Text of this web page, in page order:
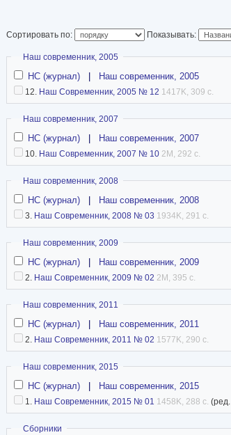
Сортировать по: Показывать:
Скрыть
Наш современник, 2005
НС (журнал) Наш современник, 2005
12. Наш Современник, 2005 № 12 1417K, 309 с.
Скрыть
Наш современник, 2007
НС (журнал) Наш современник, 2007
10. Наш Современник, 2007 № 10 2M, 292 с.
Скрыть
Наш современник, 2008
НС (журнал) Наш современник, 2008
3. Наш Современник, 2008 № 03 1934K, 291 с.
Скрыть
Наш современник, 2009
НС (журнал) Наш современник, 2009
2. Наш Современник, 2009 № 02 2M, 395 с.
Скрыть
Наш современник, 2011
НС (журнал) Наш современник, 2011
2. Наш Современник, 2011 № 02 1577K, 290 с.
Скрыть
Наш современник, 2015
НС (журнал) Наш современник, 2015
1. Наш Современник, 2015 № 01 1458K, 288 с. (ред.
Скрыть
Сборники